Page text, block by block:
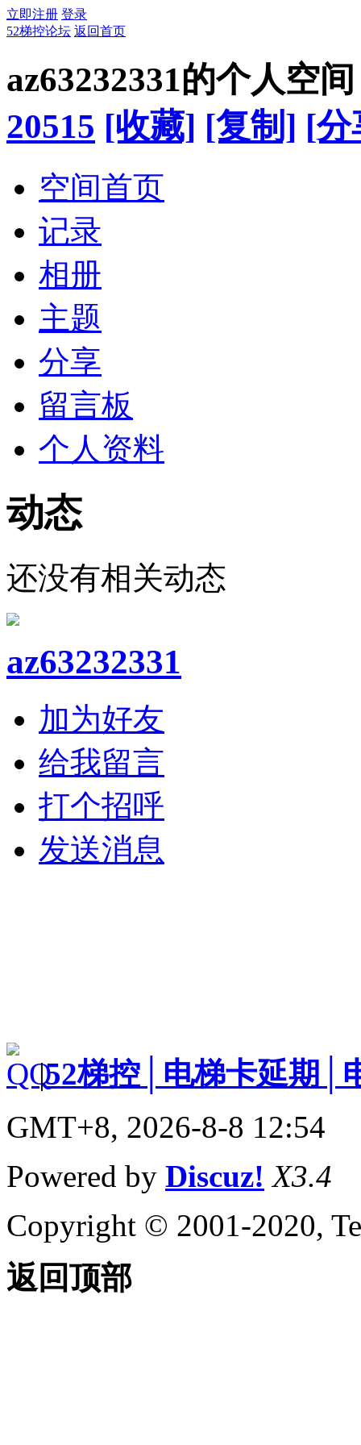
立即注册 登录
52梯控论坛 返回首页
az63232331的个人空间
20515 [收藏] [复制] [分
空间首页
记录
相册
主题
分享
留言板
个人资料
动态
还没有相关动态
az63232331
加为好友
给我留言
打个招呼
发送消息
|52梯控│电梯卡延期│
GMT+8, 2026-8-8 12:54
Powered by Discuz! X3.4
Copyright © 2001-2020,
返回顶部